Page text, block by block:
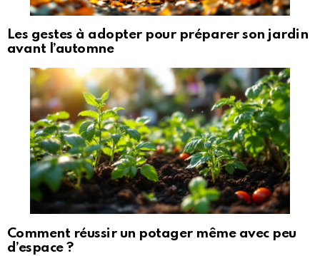
Les gestes à adopter pour préparer son jardin
avant l’automne
Comment réussir un potager même avec peu
d’espace ?